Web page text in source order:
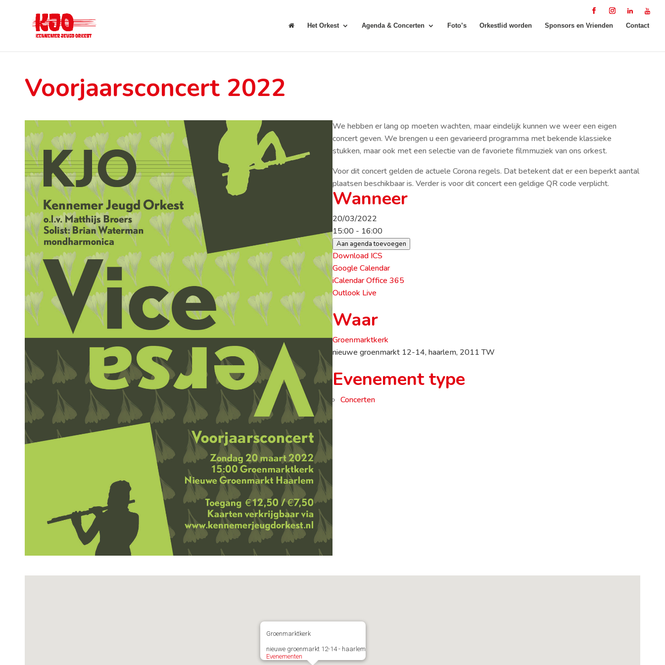
Het Orkest Agenda & Concerten Foto’s Orkestlid worden Sponsors en Vrienden Contact
Voorjaarsconcert 2022
We hebben er lang op moeten wachten, maar eindelijk kunnen we weer een eigen
concert geven. We brengen u een gevarieerd programma met bekende klassieke
stukken, maar ook met een selectie van de favoriete filmmuziek van ons orkest.
Voor dit concert gelden de actuele Corona regels. Dat betekent dat er een beperkt aantal
plaatsen beschikbaar is. Verder is voor dit concert een geldige QR code verplicht.
Wanneer
20/03/2022
15:00 - 16:00
Aan agenda toevoegen
Download ICS
Google Calendar
iCalendarOffice 365
Outlook Live
Waar
Groenmarktkerk
nieuwe groenmarkt 12-14, haarlem, 2011 TW
Evenement type
Concerten
Groenmarktkerk
nieuwe groenmarkt 12-14 - haarlem
Evenementen